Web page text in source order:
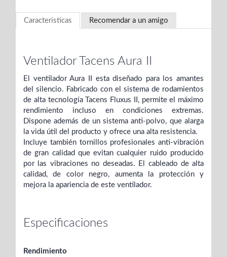
Características Recomendar a un amigo
Ventilador Tacens Aura II
El ventilador Aura II esta diseñado para los amantes
del silencio. Fabricado con el sistema de rodamientos
de alta tecnología Tacens Fluxus II, permite el máximo
rendimiento incluso en condiciones extremas.
Dispone además de un sistema anti-polvo, que alarga
la vida útil del producto y ofrece una alta resistencia.
Incluye también tornillos profesionales anti-vibración
de gran calidad que evitan cualquier ruido producido
por las vibraciones no deseadas. El cableado de alta
calidad, de color negro, aumenta la protección y
mejora la apariencia de este ventilador.
Especificaciones
Rendimiento